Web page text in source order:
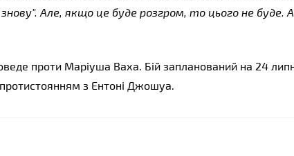
Але, якщо це буде розгром, то цього не буде. А
проти Маріуша Ваха. Бій запланований на 24
з Ентоні Джошуа.